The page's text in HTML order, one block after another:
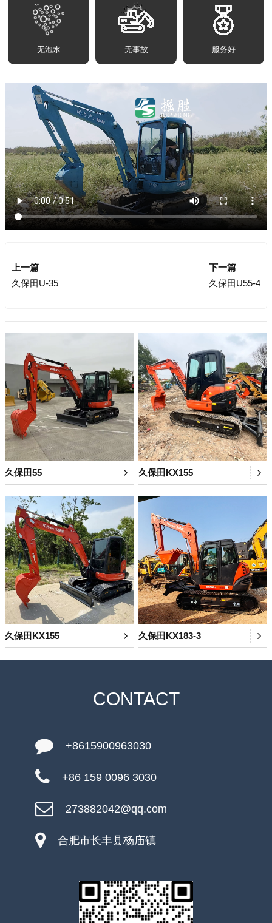
无泡水 无事故 服务好
上一篇
久保田U-35
下一篇
久保田U55-4
久保田55 久保田KX155
久保田KX155 久保田KX183-3
CONTACT
+8615900963030
+86 159 0096 3030
273882042@qq.com
合肥市长丰县杨庙镇